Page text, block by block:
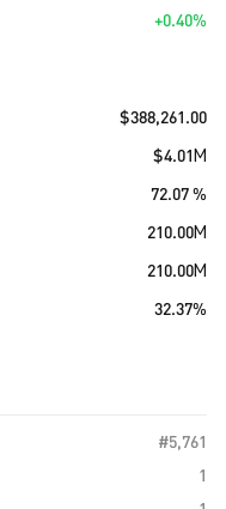
+0.40%
$388,261.00
$4.01M
72.07 %
210.00M
210.00M
32.37%
#5,761
1